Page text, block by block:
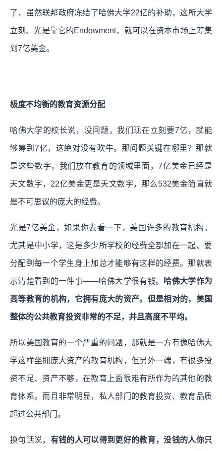
了，虽然联邦政府冻结了哈佛大学22亿的补助，这所大学
立刻、光是靠它的Endowment，就可以在资本市场上筹集
到7亿美金。
极度不均衡的教育资源分配
哈佛大学的校长说，没问题，我们现在立刻要7亿，就能
够筹到7亿，这绝对没有吹牛。那问题关键在哪里？那就
是这些数字，我们放在教育的领域里面，7亿美金已经是
天文数字，22亿美金更是天文数字，那么532美金简直就
是不可思议的庞大的经费。
光是7亿美金，如果你去看一下，美国许多的教育机构，
尤其是中小学，这是多少所学校的经费全部加在一起、要
分配到每一个学生身上加总才能够有这样的经费。那就表
示清楚看到的一件事——哈佛大学很有钱。 哈佛大学作为
高等教育的机构，它拥有庞大的资产。但是相对的，美国
整体的公共教育投资非常的不足，并且高度不平均。
所以美国教育的一个严重的问题，那就是一方有像哈佛大
学这样坐拥庞大资产的教育机构，但另外一端，有很多投
资不足、资产不够，在教育上面很难有所作为的其他的教
育体系。而且非常明显，私人部门的教育投资、教育品质
超过公共部门。
换句话说， 有钱的人可以得到更好的教育，没钱的人你只